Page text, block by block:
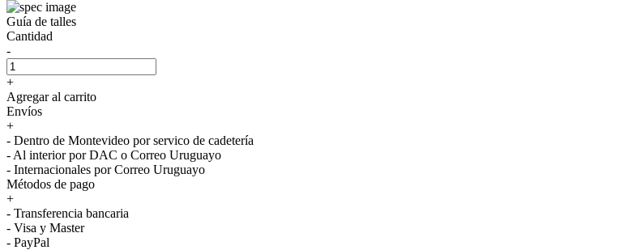
Guía de talles
Cantidad
-
+
Agregar al carrito
Envíos
+
- Dentro de Montevideo por servico de cadetería
- Al interior por DAC o Correo Uruguayo
- Internacionales por Correo Uruguayo
Métodos de pago
+
- Transferencia bancaria
- Visa y Master
- PayPal